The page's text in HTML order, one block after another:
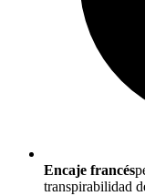
Encaje francés
transpirabilidad